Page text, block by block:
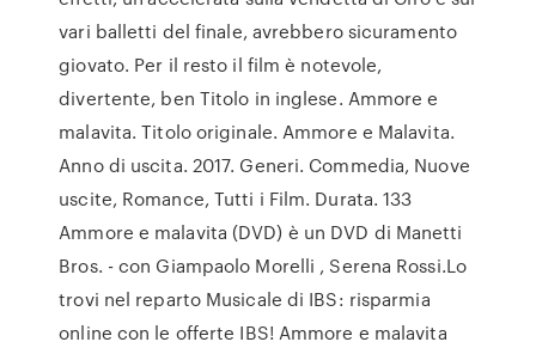
vari balletti del finale, avrebbero sicuramento
giovato. Per il resto il film è notevole,
divertente, ben Titolo in inglese. Ammore e
malavita. Titolo originale. Ammore e Malavita.
Anno di uscita. 2017. Generi. Commedia, Nuove
uscite, Romance, Tutti i Film. Durata. 133
Ammore e malavita (DVD) è un DVD di Manetti
Bros. - con Giampaolo Morelli , Serena Rossi.Lo
trovi nel reparto Musicale di IBS: risparmia
online con le offerte IBS! Ammore e malavita